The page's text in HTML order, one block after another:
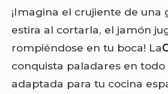
¡Imagina el crujiente de
estira al cortarla, el jamón
rompiéndose en tu boca! La
conquista paladares en
adaptada para tu cocina